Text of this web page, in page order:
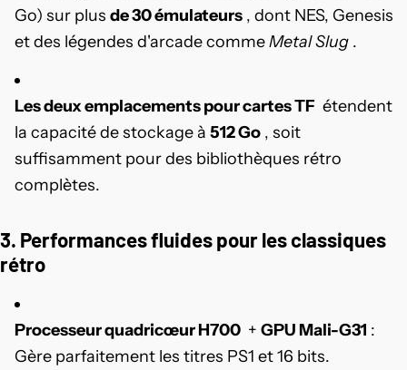
Go) sur plus de 30 émulateurs , dont NES, Genesis
et des légendes d'arcade commeMetal Slug .
Les deux emplacements pour cartes TF étendent
la capacité de stockage à 512 Go , soit
suffisamment pour des bibliothèques rétro
complètes.
3. Performances fluides pour les classiques
rétro
Processeur quadricœur H700 + GPU Mali-G31 :
Gère parfaitement les titres PS1 et 16 bits.